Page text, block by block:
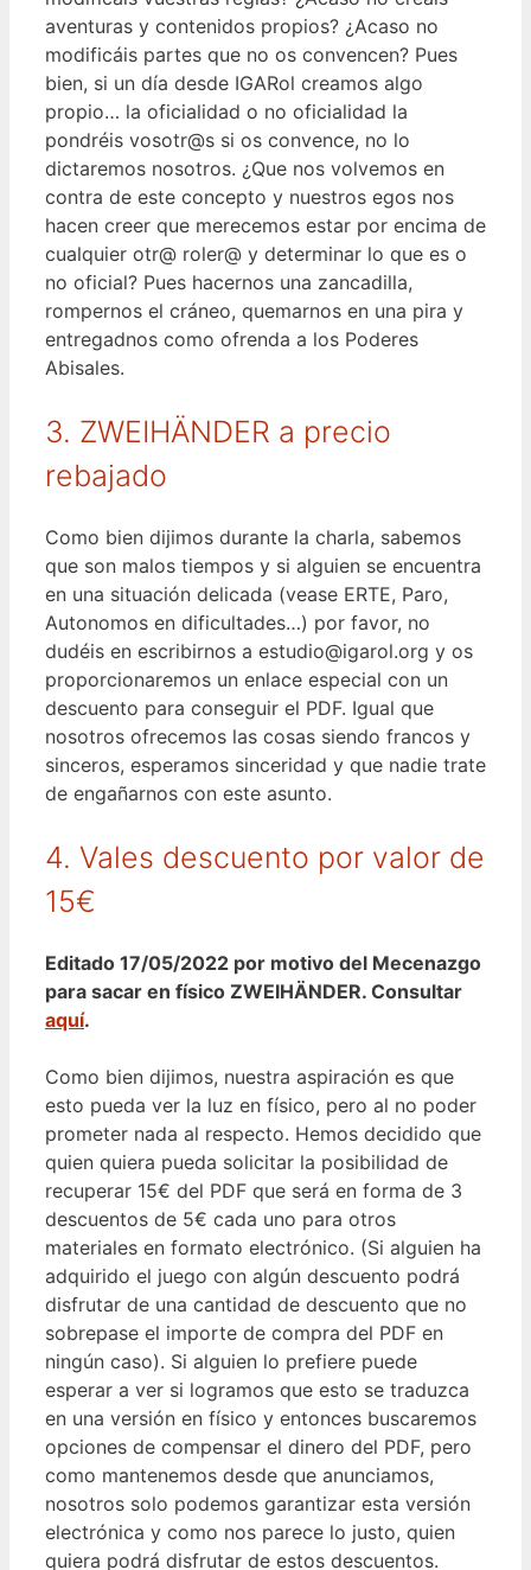
aventuras y contenidos propios? ¿Acaso no
modificáis partes que no os convencen? Pues
bien, si un día desde IGARol creamos algo
propio… la oficialidad o no oficialidad la
pondréis vosotr@s si os convence, no lo
dictaremos nosotros. ¿Que nos volvemos en
contra de este concepto y nuestros egos nos
hacen creer que merecemos estar por encima de
cualquier otr@ roler@ y determinar lo que es o
no oficial? Pues hacernos una zancadilla,
rompernos el cráneo, quemarnos en una pira y
entregadnos como ofrenda a los Poderes
Abisales.
3. ZWEIHÄNDER a precio
rebajado
Como bien dijimos durante la charla, sabemos
que son malos tiempos y si alguien se encuentra
en una situación delicada (vease ERTE, Paro,
Autonomos en dificultades…) por favor, no
dudéis en escribirnos a estudio@igarol.org y os
proporcionaremos un enlace especial con un
descuento para conseguir el PDF. Igual que
nosotros ofrecemos las cosas siendo francos y
sinceros, esperamos sinceridad y que nadie trate
de engañarnos con este asunto.
4. Vales descuento por valor de
15€
Editado 17/05/2022 por motivo del Mecenazgo
para sacar en físico ZWEIHÄNDER. Consultar
aquí.
Como bien dijimos, nuestra aspiración es que
esto pueda ver la luz en físico, pero al no poder
prometer nada al respecto. Hemos decidido que
quien quiera pueda solicitar la posibilidad de
recuperar 15€ del PDF que será en forma de 3
descuentos de 5€ cada uno para otros
materiales en formato electrónico. (Si alguien ha
adquirido el juego con algún descuento podrá
disfrutar de una cantidad de descuento que no
sobrepase el importe de compra del PDF en
ningún caso). Si alguien lo prefiere puede
esperar a ver si logramos que esto se traduzca
en una versión en físico y entonces buscaremos
opciones de compensar el dinero del PDF, pero
como mantenemos desde que anunciamos,
nosotros solo podemos garantizar esta versión
electrónica y como nos parece lo justo, quien
quiera podrá disfrutar de estos descuentos.